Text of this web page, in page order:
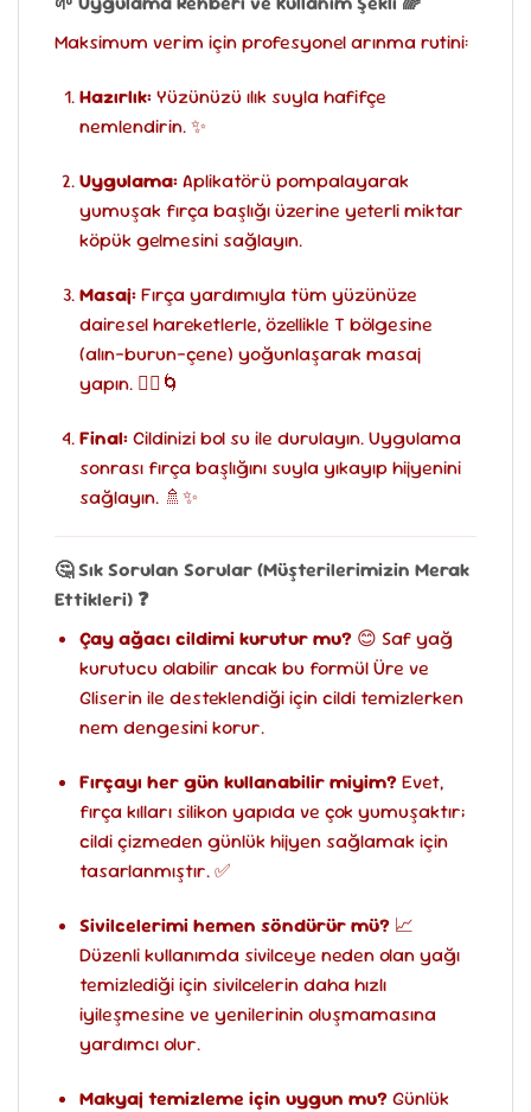
Maksimum verim için profesyonel arınma rutini:
Hazırlık:Yüzünüzü ılık suyla hafifçe
nemlendirin. ✨
Uygulama:Aplikatörü pompalayarak
yumuşak fırça başlığı üzerine yeterli miktar
köpük gelmesini sağlayın.
Masaj:Fırça yardımıyla tüm yüzünüze
dairesel hareketlerle, özellikle T bölgesine
(alın-burun-çene) yoğunlaşarak masaj
yapın. 💆‍♀️🌀
Final:Cildinizi bol su ile durulayın. Uygulama
sonrası fırça başlığını suyla yıkayıp hijyenini
sağlayın. 🚿✨
🤔 Sık Sorulan Sorular (Müşterilerimizin Merak
Ettikleri) ❓
Çay ağacı cildimi kurutur mu?😊 Saf yağ
kurutucu olabilir ancak bu formül Üre ve
Gliserin ile desteklendiği için cildi temizlerken
nem dengesini korur.
Fırçayı her gün kullanabilir miyim?Evet,
fırça kılları silikon yapıda ve çok yumuşaktır;
cildi çizmeden günlük hijyen sağlamak için
tasarlanmıştır. ✅
Sivilcelerimi hemen söndürür mü?📈
Düzenli kullanımda sivilceye neden olan yağı
temizlediği için sivilcelerin daha hızlı
iyileşmesine ve yenilerinin oluşmamasına
yardımcı olur.
Makyaj temizleme için uygun mu?Günlük